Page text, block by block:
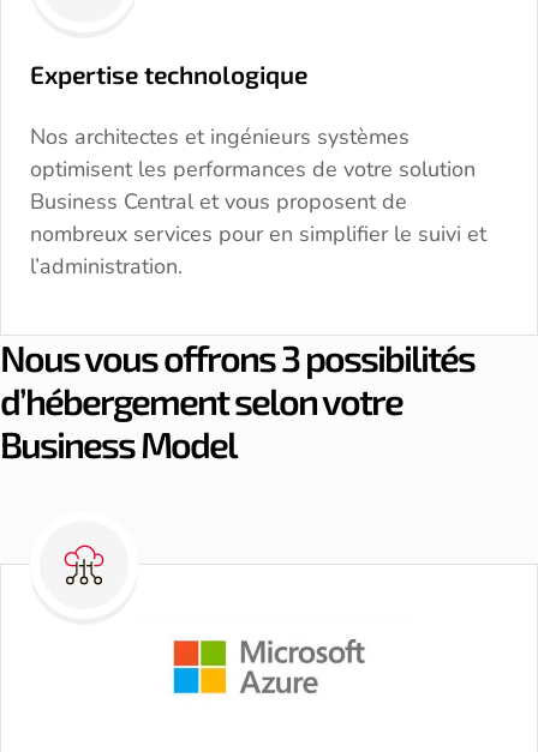
Expertise technologique
Nos architectes et ingénieurs systèmes
optimisent les performances de votre solution
Business Central et vous proposent de
nombreux services pour en simplifier le suivi et
l’administration.
Nous vous offrons 3 possibilités
d’hébergement selon votre
Business Model